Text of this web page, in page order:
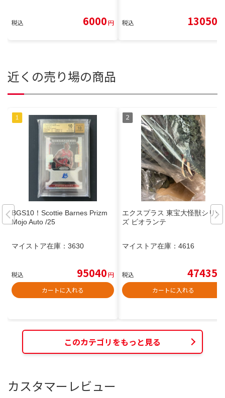
税込 6000円 税込 13050
近くの売り場の商品
BGS10！Scottie Barnes Prizm
Mojo Auto /25
マイストア在庫： 3630
税込 95040円
カートに入れる
エクスプラス 東宝大怪獣シリー
ズ ビオランテ
マイストア在庫： 4616
税込 47435
カートに入れる
このカテゴリをもっと見る
カスタマーレビュー